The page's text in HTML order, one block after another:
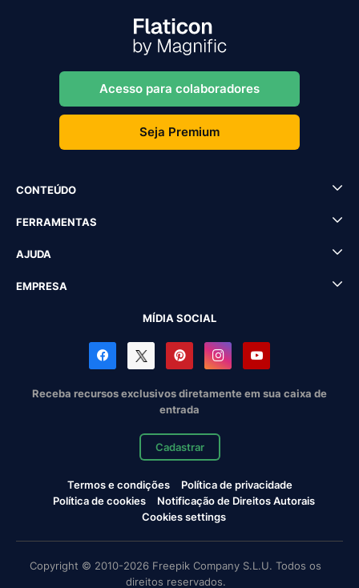
Acesso para colaboradores
Seja Premium
CONTEÚDO
FERRAMENTAS
AJUDA
EMPRESA
MÍDIA SOCIAL
Receba recursos exclusivos diretamente em sua caixa de
entrada
Cadastrar
Termos e condições
Política de privacidade
Política de cookies
Notificação de Direitos Autorais
Cookies settings
Copyright © 2010-2026 Freepik Company S.L.U. Todos os
direitos reservados.